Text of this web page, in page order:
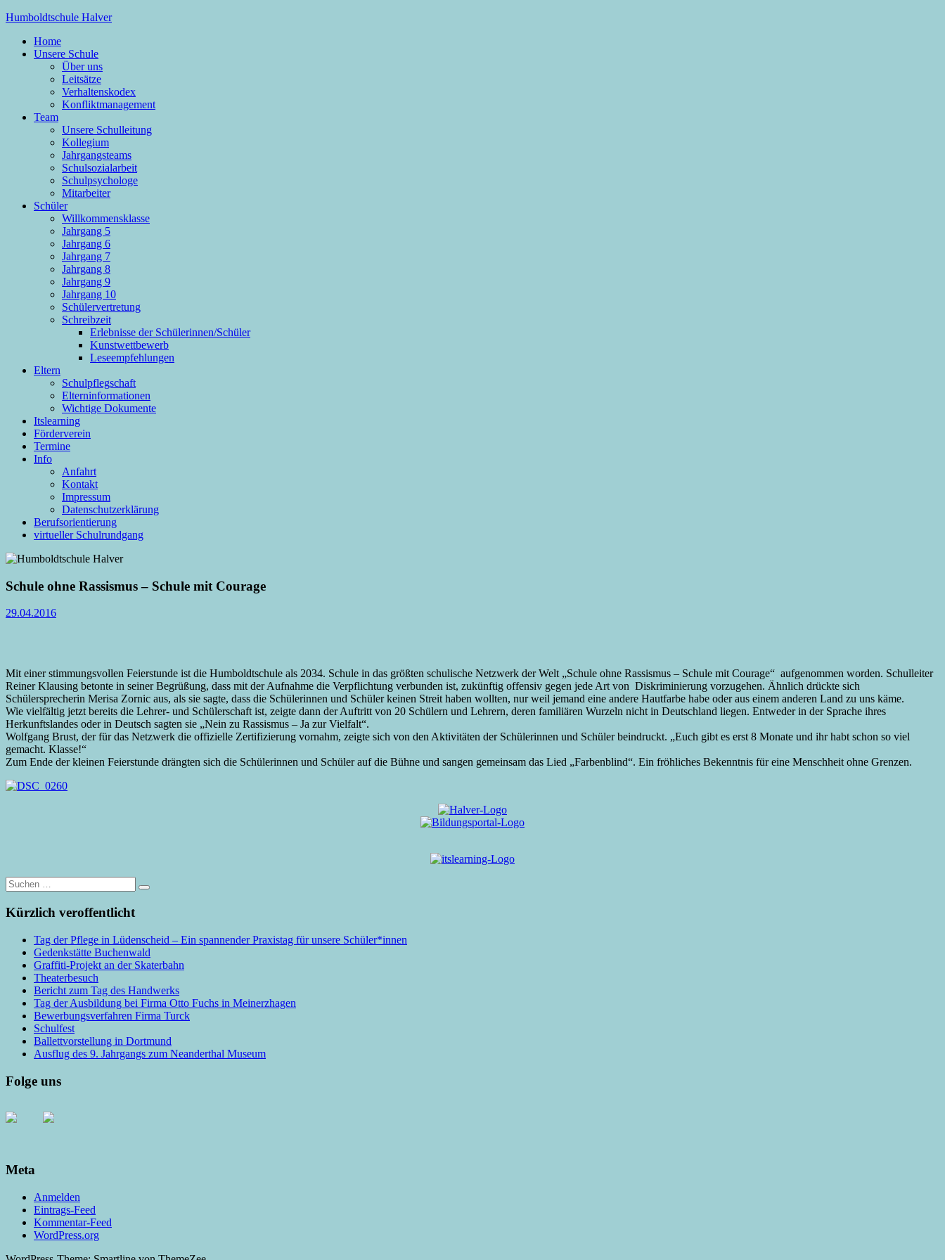
Zum
springen
Humboldtschule Halver
Sekundarschule der Stadt Halver
Home
Unsere Schule
Über uns
Leitsätze
Verhaltenskodex
Konfliktmanagement
Team
Unsere Schulleitung
Kollegium
Jahrgangsteams
Schulsozialarbeit
Schulpsychologe
Mitarbeiter
Schüler
Willkommensklasse
Jahrgang 5
Jahrgang 6
Jahrgang 7
Jahrgang 8
Jahrgang 9
Jahrgang 10
Schülervertretung
Schreibzeit
Erlebnisse der Schülerinnen/Schüler
Kunstwettbewerb
Leseempfehlungen
Eltern
Schulpflegschaft
Elterninformationen
Wichtige Dokumente
Itslearning
Förderverein
Termine
Info
Anfahrt
Kontakt
Impressum
Datenschutzerklärung
Berufsorientierung
virtueller Schulrundgang
Schule ohne Rassismus – Schule mit Courage
29.04.2016
Mit einer stimmungsvollen Feierstunde ist die Humboldtschule als 2034. Schule in das größten schulische Netzwerk der Welt „Schule ohne Rassismus – Schule mit Courage“ aufgenommen worden. Schulleiter
Reiner Klausing betonte in seiner Begrüßung, dass mit der Aufnahme die Verpflichtung verbunden ist, zukünftig offensiv gegen jede Art von Diskriminierung vorzugehen. Ähnlich drückte sich
Schülersprecherin Merisa Zornic aus, als sie sagte, dass die Schülerinnen und Schüler keinen Streit haben wollten, nur weil jemand eine andere Hautfarbe habe oder aus einem anderen Land zu uns käme.
Wie vielfältig jetzt bereits die Lehrer- und Schülerschaft ist, zeigte dann der Auftritt von 20 Schülern und Lehrern, deren familiären Wurzeln nicht in Deutschland liegen. Entweder in der Sprache ihres
Herkunftslandes oder in Deutsch sagten sie „Nein zu Rassismus – Ja zur Vielfalt“.
Wolfgang Brust, der für das Netzwerk die offizielle Zertifizierung vornahm, zeigte sich von den Aktivitäten der Schülerinnen und Schüler beindruckt. „Euch gibt es erst 8 Monate und ihr habt schon so viel
gemacht. Klasse!“
Zum Ende der kleinen Feierstunde drängten sich die Schülerinnen und Schüler auf die Bühne und sangen gemeinsam das Lied „Farbenblind“. Ein fröhliches Bekenntnis für eine Menschheit ohne Grenzen.
Suche
nach:
Kürzlich veroffentlicht
Tag der Pflege in Lüdenscheid – Ein spannender Praxistag für unsere Schüler*innen
Gedenkstätte Buchenwald
Graffiti-Projekt an der Skaterbahn
Theaterbesuch
Bericht zum Tag des Handwerks
Tag der Ausbildung bei Firma Otto Fuchs in Meinerzhagen
Bewerbungsverfahren Firma Turck
Schulfest
Ballettvorstellung in Dortmund
Ausflug des 9. Jahrgangs zum Neanderthal Museum
Folge uns
Meta
Anmelden
Eintrags-Feed
Kommentar-Feed
WordPress.org